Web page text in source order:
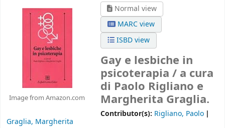
Image from Amazon.com
Normal view
MARC view
ISBD view
Gay e lesbiche in
psicoterapia / a cura
di Paolo Rigliano e
Margherita Graglia.
Contributor(s): Rigliano, Paolo
Graglia, Margherita